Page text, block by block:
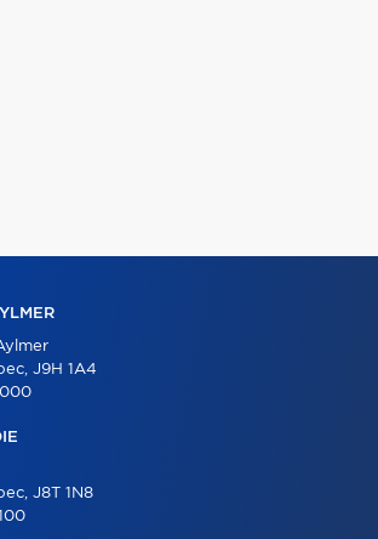
J9H 1A4
J8T 1N8